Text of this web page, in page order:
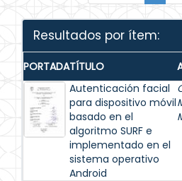
Resultados por ítem:
PORTADATÍTULO
Autenticación facial
para dispositivo móvil
basado en el
algoritmo SURF e
implementado en el
sistema operativo
Android